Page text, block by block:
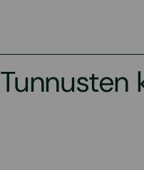
Tunnusten